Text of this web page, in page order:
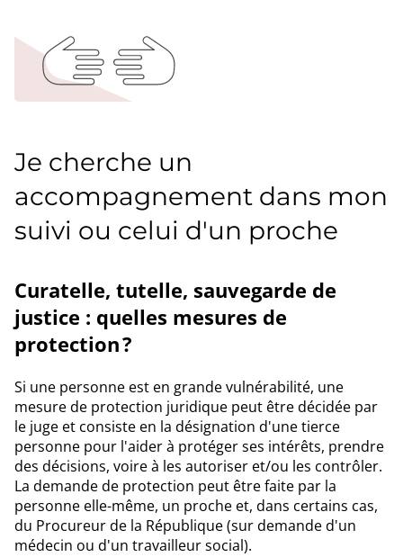
Je cherche un
accompagnement dans mon
suivi ou celui d'un proche
Curatelle, tutelle, sauvegarde de
justice : quelles mesures de
protection ?
Si une personne est en grande vulnérabilité, une
mesure de protection juridique peut être décidée par
le juge et consiste en la désignation d'une tierce
personne pour l'aider à protéger ses intérêts, prendre
des décisions, voire à les autoriser et/ou les contrôler.
La demande de protection peut être faite par la
personne elle-même, un proche et, dans certains cas,
du Procureur de la République (sur demande d'un
médecin ou d'un travailleur social).